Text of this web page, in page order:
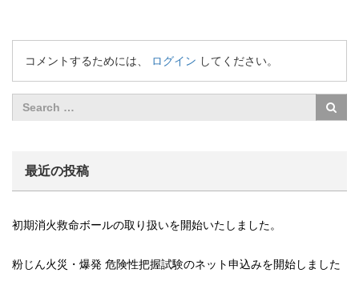
コメントするためには、 ログイン してください。
最近の投稿
初期消火救命ボールの取り扱いを開始いたしました。
粉じん火災・爆発 危険性把握試験のネット申込みを開始しました